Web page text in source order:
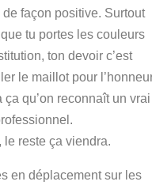
de façon positive. Surtout
tu portes les couleurs
ton devoir c’est
le maillot pour
ça qu’on reconnaît un vrai
rofessionnel.
le reste ça viendra.
en déplacement sur les